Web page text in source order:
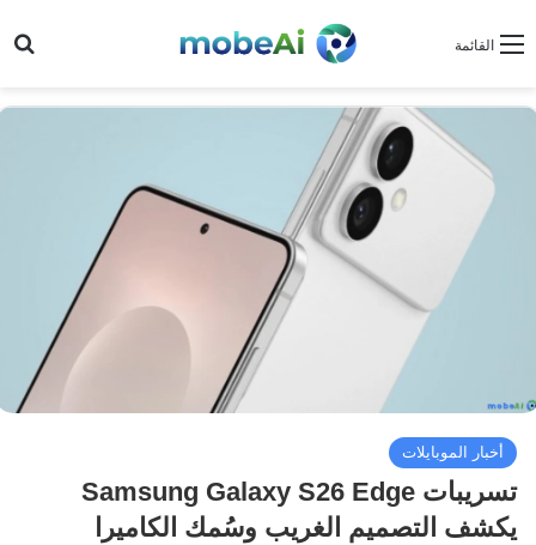
القائمة
أخبار الموبايلات
تسريبات Samsung Galaxy S26 Edge
يكشف التصميم الغريب وسُمك الكاميرا